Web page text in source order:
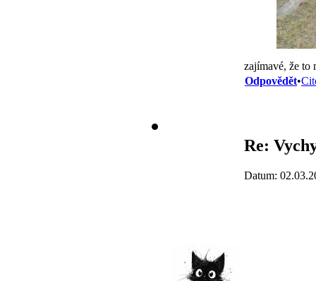
zajímavé, že to
Odpovědět•
Re:
Datum: